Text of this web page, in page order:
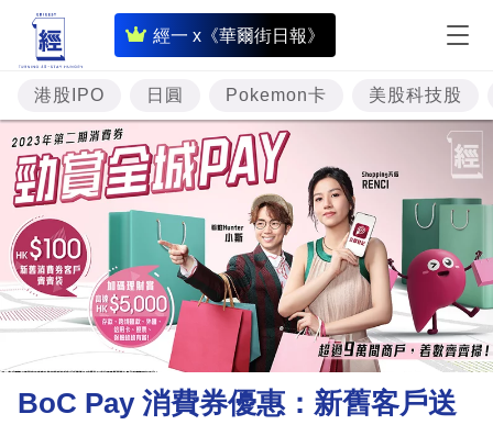
經一 x《華爾街日報》
即
時
財
經
專
題
資
樓
市
理
財
港股IPO 日圓 Pokemon卡 美股科技股
BoC Pay 消費券優惠：新舊客戶送